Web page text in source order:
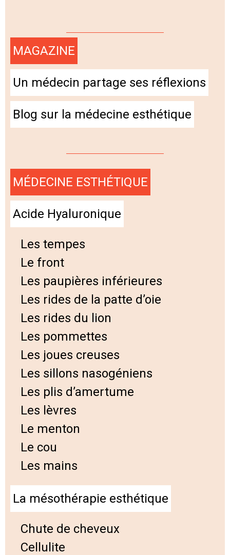
MAGAZINE
Un médecin partage ses réflexions
Blog sur la médecine esthétique
MÉDECINE ESTHÉTIQUE
Acide Hyaluronique
Les tempes
Le front
Les paupières inférieures
Les rides de la patte d’oie
Les rides du lion
Les pommettes
Les joues creuses
Les sillons nasogéniens
Les plis d’amertume
Les lèvres
Le menton
Le cou
Les mains
La mésothérapie esthétique
Chute de cheveux
Cellulite